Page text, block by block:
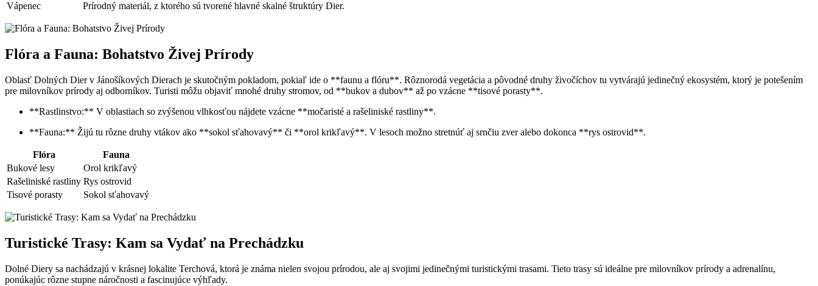
Vápenec
Prírodný materiál, z ktorého sú tvorené hlavné skalné štruktúry Dier.
Flóra a Fauna: Bohatstvo Živej Prírody
Oblasť Dolných Dier v Jánošíkových Dierach je skutočným pokladom, pokiaľ ide o **faunu a flóru**. Rôznorodá vegetácia a pôvodné druhy živočíchov tu vytvárajú jedinečný ekosystém, ktorý je potešením
pre milovníkov prírody aj odborníkov. Turisti môžu objaviť mnohé druhy stromov, od **bukov a dubov** až po vzácne **tisové porasty**.
**Rastlinstvo:** V oblastiach so zvýšenou vlhkosťou nájdete vzácne **močaristé a rašeliniské rastliny**.
**Fauna:** Žijú tu rôzne druhy vtákov ako **sokol sťahovavý** či **orol krikľavý**. V lesoch možno stretnúť aj srnčiu zver alebo dokonca **rys ostrovid**.
Flóra
Fauna
Bukové lesy
Orol krikľavý
Rašeliniské rastliny Rys ostrovid
Tisové porasty
Sokol sťahovavý
Turistické Trasy: Kam sa Vydať na Prechádzku
Dolné Diery sa nachádzajú v krásnej lokalite Terchová, ktorá je známa nielen svojou prírodou, ale aj svojimi jedinečnými turistickými trasami. Tieto trasy sú ideálne pre milovníkov prírody a adrenalínu,
ponúkajúc rôzne stupne náročnosti a fascinujúce výhľady.